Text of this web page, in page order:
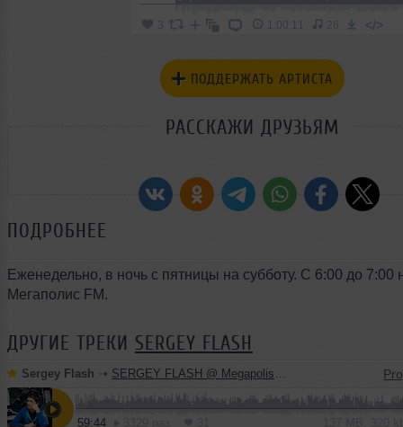
3 26 </>
ПОДДЕРЖАТЬ АРТИСТА
РАССКАЖИ ДРУЗЬЯМ
ПОДРОБНЕЕ
Еженедельно, в ночь с пятницы на субботу. С 6:00 до 7:00
Мегаполис FM.
ДРУГИЕ ТРЕКИ SERGEY FLASH
Sergey Flash ➝ SERGEY FLASH @ Megapolis FM (21 July 2013)
59:44